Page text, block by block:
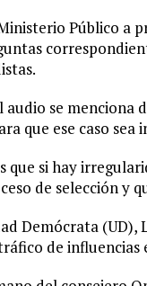
Público a
audio se menciona
que ese caso
que si hay
de selección y
Demócrata
de influencias